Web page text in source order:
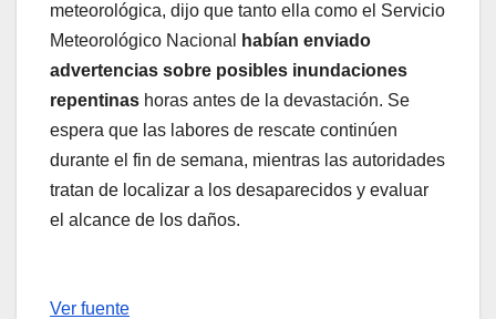
meteorológica, dijo que tanto ella como el Servicio
Meteorológico Nacional
habían enviado
advertencias sobre posibles inundaciones
repentinas horas antes de la devastación. Se
espera que las labores de rescate continúen
durante el fin de semana, mientras las autoridades
tratan de localizar a los desaparecidos y evaluar
el alcance de los daños.
Ver fuente